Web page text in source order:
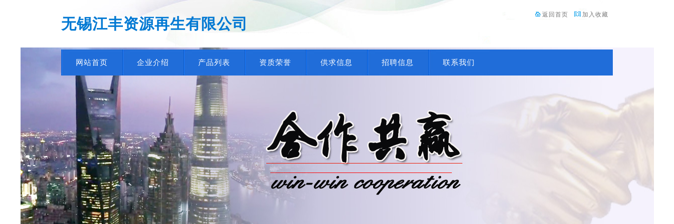
无锡江丰资源再生有限公司
返回首页 加入收藏
网站首页 企业介绍 产品列表 资质荣誉 供求信息 招聘信息 联系我们